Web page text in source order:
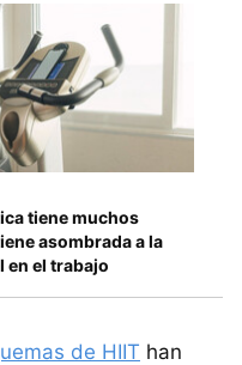
tiene muchos
asombrada a la
en el trabajo
de HIIT han